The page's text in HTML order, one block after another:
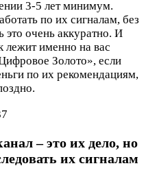
3-5 лет минимум.
по их сигналам, без
очень аккуратно. И
лежит именно на вас
Золото», если
по их рекомендациям,
– это их дело, но
их сигналам